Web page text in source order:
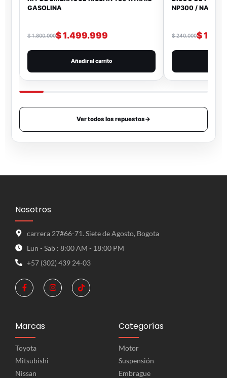
GASOLINA
$1.800.000$1.499.999
Añadir al carrito
NP300 / NAVARA
$240.000$
Ver todos los repuestos→
Nosotros
carrera 27#66-71. Siete de Agosto, Bogota
Lun - Sab : 8:00 AM - 18:00 PM
+57 (302) 439 24-03
Marcas
Toyota
Mitsubishi
Nissan
Categorías
Motor
Suspensión
Embrague